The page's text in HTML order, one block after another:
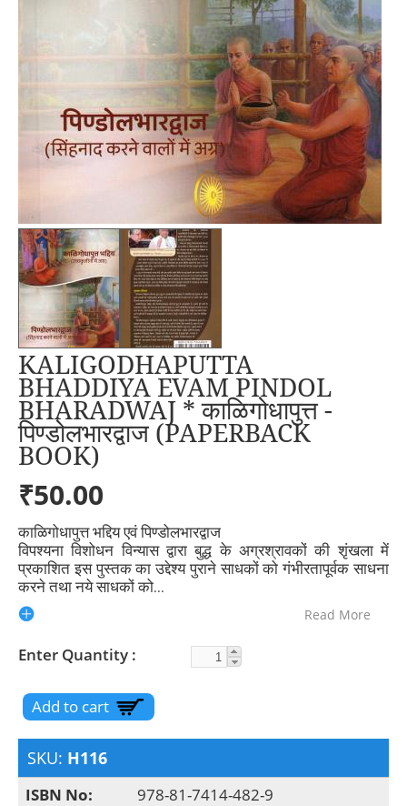
KALIGODHAPUTTA
BHADDIYA EVAM PINDOL
BHARADWAJ * काळिगोधापुत्त -
पिण्डोलभारद्वाज (PAPERBACK
BOOK)
₹50.00
काळिगोधापुत्त भद्दिय एवं पिण्डोलभारद्वाज
विपश्यना विशोधन विन्यास द्वारा बुद्ध के अग्रश्रावकों की शृंखला में
प्रकाशित इस पुस्तक का उद्देश्य पुराने साधकों को गंभीरतापूर्वक साधना
करने तथा नये साधकों को...
Read More
Enter Quantity
SKU: H116
ISBN No:
978-81-7414-482-9